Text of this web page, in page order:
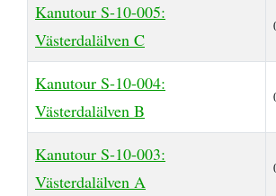
Kanutour S-10-005:
Västerdalälven C
Kanutour S-10-004:
Västerdalälven B
Kanutour S-10-003:
Västerdalälven A